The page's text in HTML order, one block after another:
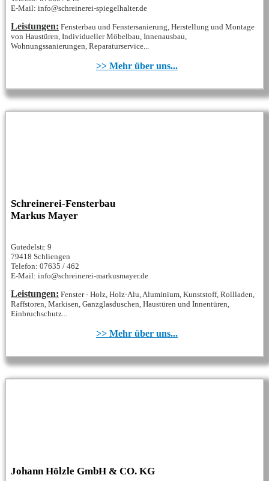
E-Mail: info@schreinerei-spiegelhalter.de
Leistungen: Fensterbau und Fenstersanierung, Herstellung und Montage
von Haustüren, Individueller Möbelbau, Innenausbau,
Wohnungssanierungen, Reparaturservice...
>> Mehr über uns...
Schreinerei-Fensterbau
Markus Mayer
Gutedelstr. 9
79418 Schliengen
Telefon: 07635 / 462
E-Mail: info@schreinerei-markusmayer.de
Leistungen: Fenster - Holz, Holz-Alu, Aluminium, Kunststoff, Rollladen,
Raffstoren, Markisen, Ganzglasduschen, Haustüren und Innentüren,
Einbruchschutz...
>> Mehr über uns...
Johann Hölzle GmbH & CO. KG